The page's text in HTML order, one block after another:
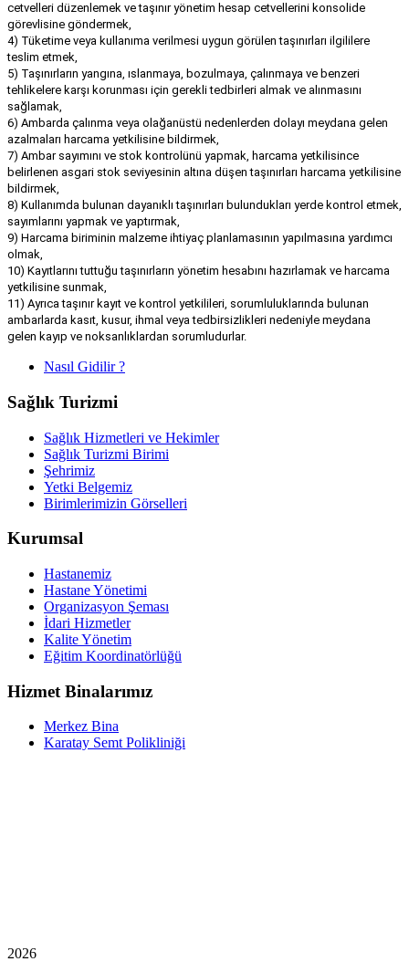
cetvelleri düzenlemek ve taşınır yönetim hesap cetvellerini konsolide
görevlisine göndermek,
4) Tüketime veya kullanıma verilmesi uygun görülen taşınırları ilgililere
teslim etmek,
5) Taşınırların yangına, ıslanmaya, bozulmaya, çalınmaya ve benzeri
tehlikelere karşı korunması için gerekli tedbirleri almak ve alınmasını
sağlamak,
6) Ambarda çalınma veya olağanüstü nedenlerden dolayı meydana gelen
azalmaları harcama yetkilisine bildirmek,
7) Ambar sayımını ve stok kontrolünü yapmak, harcama yetkilisince
belirlenen asgari stok seviyesinin altına düşen taşınırları harcama yetkilisine
bildirmek,
8) Kullanımda bulunan dayanıklı taşınırları bulundukları yerde kontrol etmek,
sayımlarını yapmak ve yaptırmak,
9) Harcama biriminin malzeme ihtiyaç planlamasının yapılmasına yardımcı
olmak,
10) Kayıtlarını tuttuğu taşınırların yönetim hesabını hazırlamak ve harcama
yetkilisine sunmak,
11) Ayrıca taşınır kayıt ve kontrol yetkilileri, sorumluluklarında bulunan
ambarlarda kasıt, kusur, ihmal veya tedbirsizlikleri nedeniyle meydana
gelen kayıp ve noksanlıklardan sorumludurlar.
Nasıl Gidilir ?
Sağlık Turizmi
Sağlık Hizmetleri ve Hekimler
Sağlık Turizmi Birimi
Şehrimiz
Yetki Belgemiz
Birimlerimizin Görselleri
Kurumsal
Hastanemiz
Hastane Yönetimi
Organizasyon Şeması
İdari Hizmetler
Kalite Yönetim
Eğitim Koordinatörlüğü
Hizmet Binalarımız
Merkez Bina
Karatay Semt Polikliniği
2026